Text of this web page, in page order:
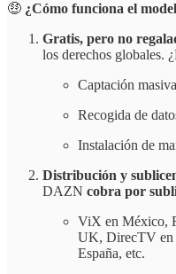
🤑 ¿Cómo funciona el
Gratis, pero no
los derechos globales.
Captación
Recogida de
Instalación de
Distribución y
DAZN cobra por
ViX en México,
UK, DirecTV en
España, etc.